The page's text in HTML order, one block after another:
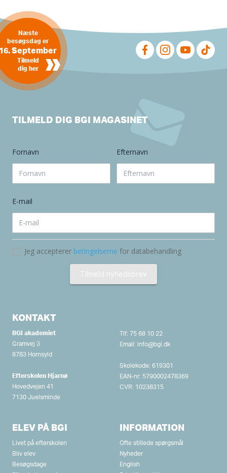
»
Næste
besøgsdag er
September
Tilmeld
dig her
KONTAKT
BGI akademiet
Gramvej 3
8783 Hornsyld
Efterskolen Hjarnø
Hovedvejen 41
7130 Juelsminde
Tlf: 75 68 10 22
Email: info@bgi.dk
Skolekode: 619301
EAN-nr: 5790002478369
CVR: 10238315
ELEV PÅ BGI
Livet på efterskolen
Bliv elev
Besøgsdage
INFORMATION
Ofte stillede spørgsmål
Nyheder
English
TILMELD DIG BGI MAGASINET